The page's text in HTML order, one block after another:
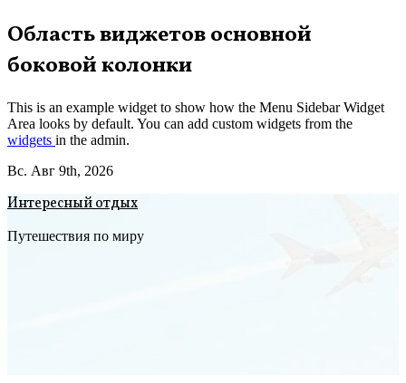
Перейти
к
содержимому
Область виджетов основной
боковой колонки
This is an example widget to show how the Menu Sidebar Widget
Area looks by default. You can add custom widgets from the
widgets in the admin.
Вс. Авг 9th, 2026
Интересный отдых
Путешествия по миру